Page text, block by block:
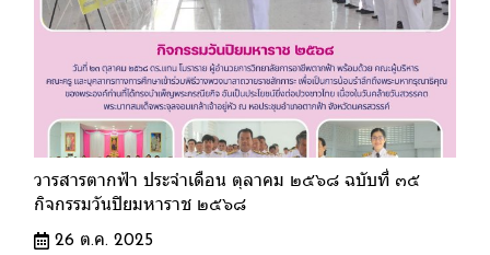
วารสารตากฟ้า ประจำเดือน ตุลาคม ๒๕๖๘ ฉบับที่ ๓๕
กิจกรรมวันปิยมหาราช ๒๕๖๘
26 ต.ค. 2025